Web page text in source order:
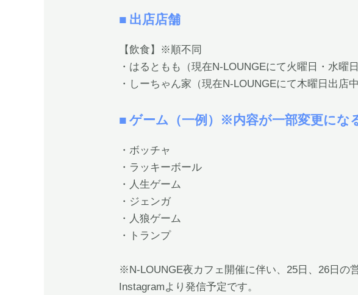
■ 出店店舗
【飲食】※順不同
・はるともも（現在N-LOUNGEにて火曜日・水曜日
・しーちゃん家（現在N-LOUNGEにて木曜日出店中
■ ゲーム（一例）※内容が一部変更にな
・ボッチャ
・ラッキーボール
・人生ゲーム
・ジェンガ
・人狼ゲーム
・トランプ
※N-LOUNGE夜カフェ開催に伴い、25日、26日の
Instagramより発信予定です。